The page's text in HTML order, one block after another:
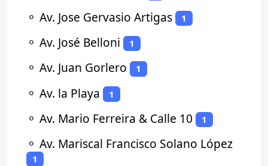
⚬ Av. Jose Gervasio Artigas 1
⚬ Av. José Belloni 1
⚬ Av. Juan Gorlero 1
⚬ Av. la Playa 1
⚬ Av. Mario Ferreira & Calle 10 1
⚬ Av. Mariscal Francisco Solano López
1